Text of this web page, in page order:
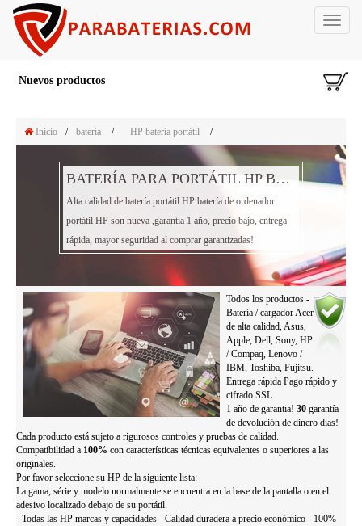
Toggle
Nuevos productos
Inicio / batería / HP batería portátil /
BATERÍA PARA PORTÁTIL HP BATERÍA
Alta calidad de batería portátil HP batería de ordenador
portátil HP son nueva ,garantía 1 año, precio bajo, entrega
rápida, mayor seguridad al comprar garantizadas!
Todos los productos -
Batería / cargador Acer
de alta calidad, Asus,
Apple, Dell, Sony, HP
/ Compaq, Lenovo /
IBM, Toshiba, Fujitsu.
Entrega rápida Pago rápido y
cifrado SSL
1 año de garantia! 30 garantía
de devolución de dinero días!
Cada producto está sujeto a rigurosos controles y pruebas de calidad.
Compatibilidad a 100% con características técnicas equivalentes o superiores a las
originales.
Por favor seleccione su HP de la siguiente lista:
La gama, série y modelo normalmente se encuentra en la base de la pantalla o en el
adesivo localizado debajo de su portátil.
- Todas las HP marcas y capacidades - Calidad duradera a precio económico - 100%